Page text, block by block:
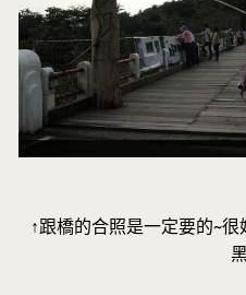
↑跟橋的合照是一定要的~